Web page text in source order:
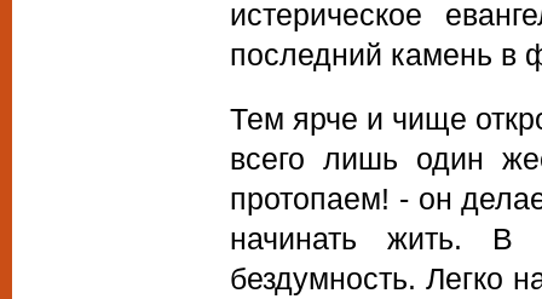
истерическое
последний камень в
Тем ярче и чище
всего лишь один
протопаем! - он
начинать жить. В
бездумность. Легко